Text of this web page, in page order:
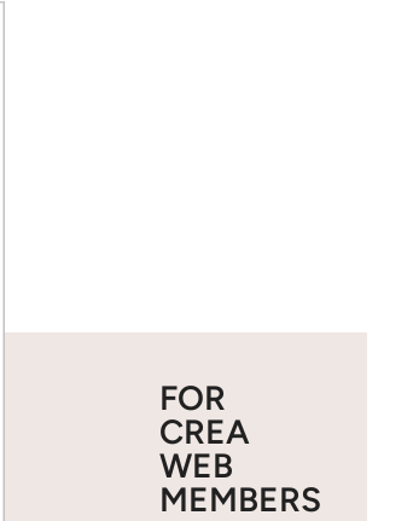
FOR
CREA
WEB
MEMBERS